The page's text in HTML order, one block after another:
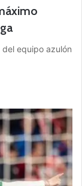
del equipo azulón